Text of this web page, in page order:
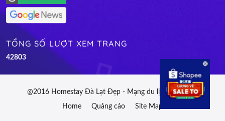
TỔNG SỐ LƯỢT XEM TRANG
42803
@2016 Homestay Đà Lạt Đẹp - Mạng du lịch Việt Nam
Home Quảng cáo Site Map